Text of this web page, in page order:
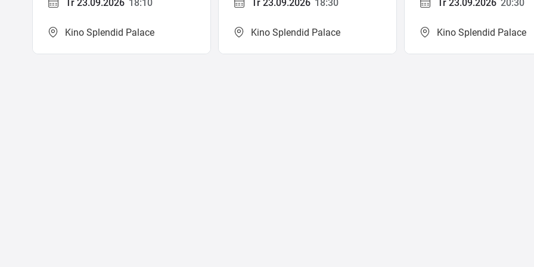
Tr 23.09.2026 18:10
Kino Splendid Palace
Tr 23.09.2026 18:30
Kino Splendid Palace
Tr 23.09.2026 20:30
Kino Splendid Palace